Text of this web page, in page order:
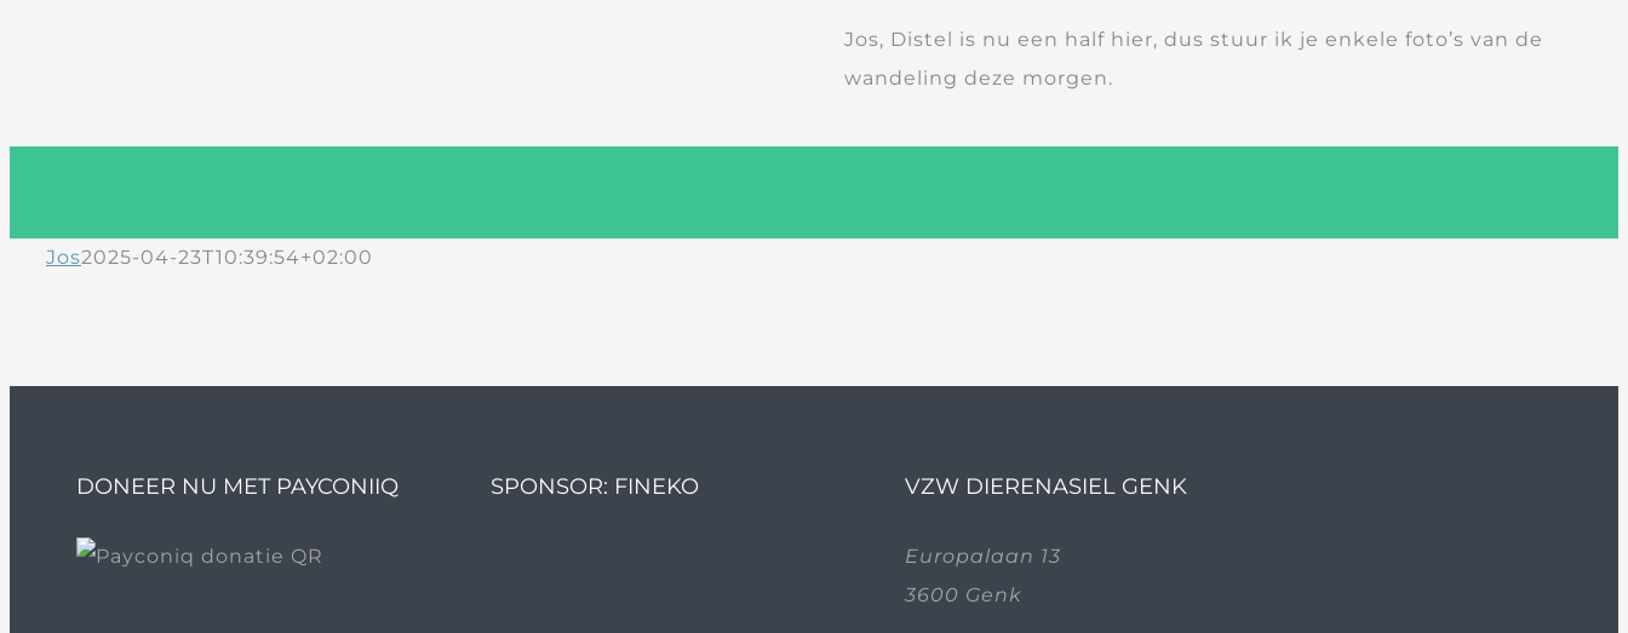
Jos, Distel is nu een half hier, dus stuur ik je enkele foto’s van de
wandeling deze morgen.
Jos2025-04-23T10:39:54+02:00
DONEER NU MET PAYCONIIQ SPONSOR: FINEKO VZW DIERENASIEL GENK
Europalaan 13
3600 Genk